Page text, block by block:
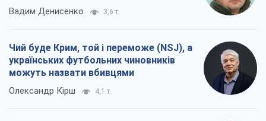
Вадим Денисенко 3,6 т.
Чий буде Крим, той і переможе (NSJ), а
українських футбольних чиновників
можуть назвати вбивцями
Олександр Кірш 4,1 т.